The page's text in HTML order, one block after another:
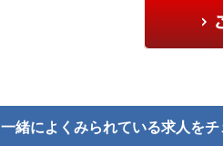
一緒によくみられている求人をチ